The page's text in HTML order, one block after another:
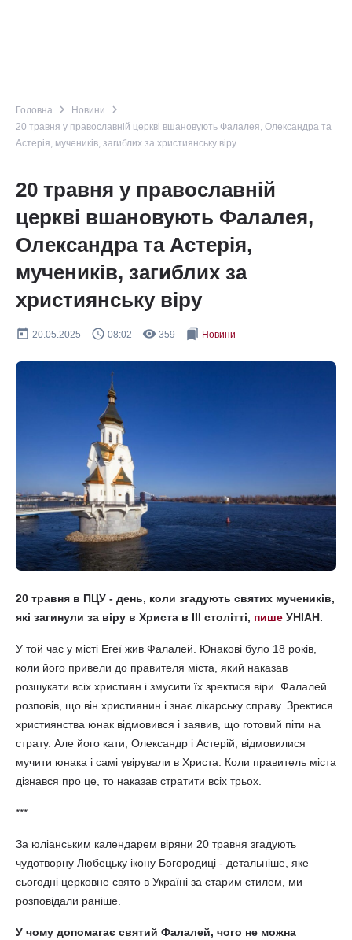
Головна navigate_next Новини navigate_next
20 травня у православній церкві вшановують Фалалея, Олександра та
Астерія, мучеників, загиблих за християнську віру
20 травня у православній
церкві вшановують Фалалея,
Олександра та Астерія,
мучеників, загиблих за
християнську віру
today 20.05.2025 query_builder 08:02 remove_red_eye 359 bookmarks Новини
20 травня в ПЦУ - день, коли згадують святих мучеників,
які загинули за віру в Христа в III столітті, пише УНІАН.
У той час у місті Егеї жив Фалалей. Юнакові було 18 років,
коли його привели до правителя міста, який наказав
розшукати всіх християн і змусити їх зректися віри. Фалалей
розповів, що він християнин і знає лікарську справу. Зректися
християнства юнак відмовився і заявив, що готовий піти на
страту. Але його кати, Олександр і Астерій, відмовилися
мучити юнака і самі увірували в Христа. Коли правитель міста
дізнався про це, то наказав стратити всіх трьох.
***
За юліанським календарем віряни 20 травня згадують
чудотворну Любецьку ікону Богородиці - детальніше, яке
сьогодні церковне свято в Україні за старим стилем, ми
розповідали раніше.
У чому допомагає святий Фалалей, чого не можна